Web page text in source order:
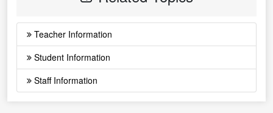
Teacher Information
Student Information
Staff Information